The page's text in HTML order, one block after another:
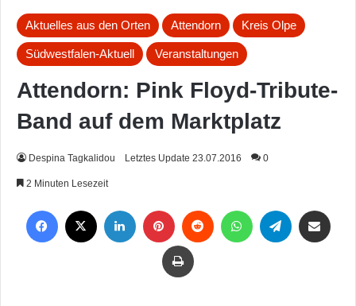
Aktuelles aus den Orten Attendorn Kreis Olpe
Südwestfalen-Aktuell Veranstaltungen
Attendorn: Pink Floyd-Tribute-
Band auf dem Marktplatz
Despina Tagkalidou Letztes Update 23.07.2016 0
2 Minuten Lesezeit
Drucken